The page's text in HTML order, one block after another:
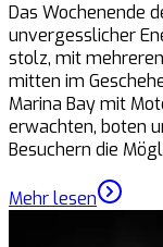
Das Wochenende
unvergesslicher
stolz, mit
mitten im
Marina Bay mit
erwachten, boten
Besuchern die
Mehr lesen